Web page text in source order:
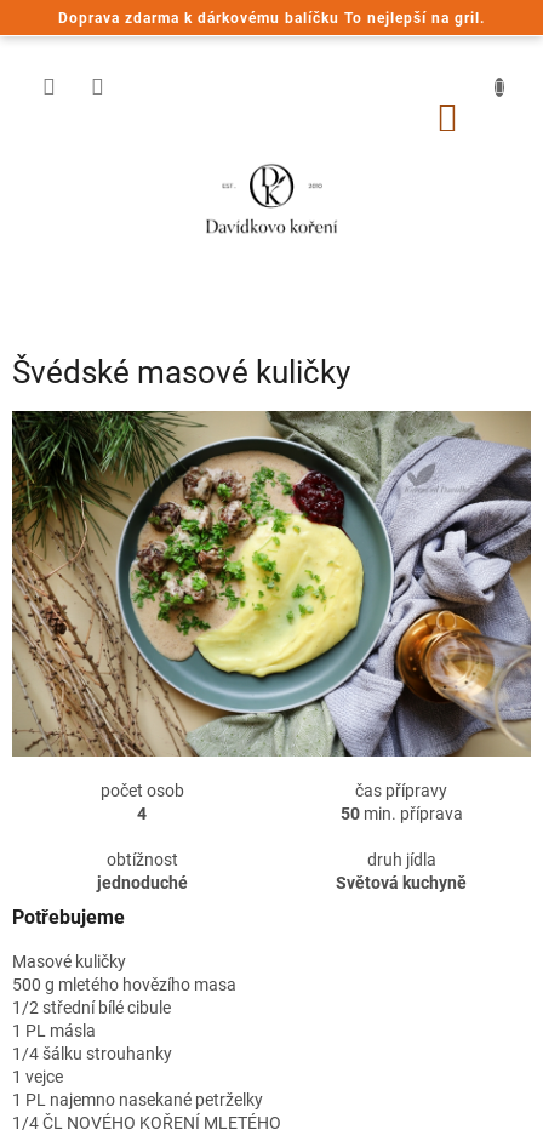
Doprava zdarma k dárkovému balíčku To nejlepší na gril.
na
Švédské masové kuličky
počet osob
4
čas přípravy
50min. příprava
obtížnost
jednoduché
druh jídla
Světová kuchyně
Potřebujeme
Masové kuličky
500 g mletého hovězího masa
1/2 střední bílé cibule
1 PL másla
1/4 šálku strouhanky
1 vejce
1 PL najemno nasekané petrželky
1/4 ČL NOVÉHO KOŘENÍ MLETÉHO